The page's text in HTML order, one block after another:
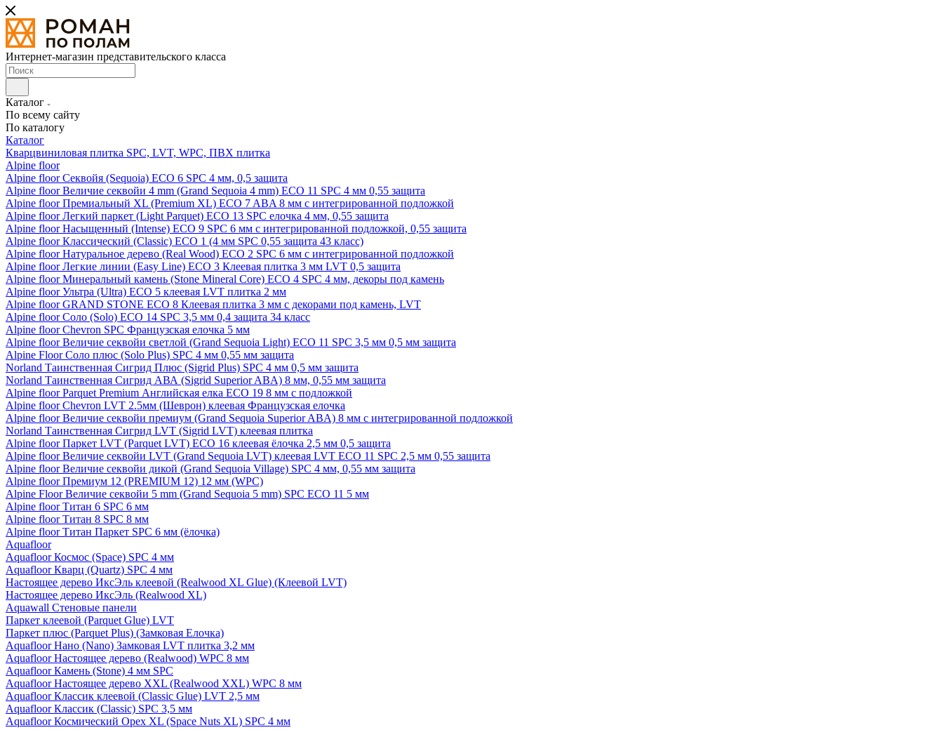
Интернет-магазин представительского класса
Каталог
По всему сайту
По каталогу
Каталог
Кварцвиниловая плитка SPC, LVT, WPC, ПВХ плитка
Alpine floor
Alpine floor Секвойя (Sequoia) ECO 6 SPC 4 мм, 0,5 защита
Alpine floor Величие секвойи 4 mm (Grand Sequoia 4 mm) ECO 11 SPC 4 мм 0,55 защита
Alpine floor Премиальный XL (Premium XL) ECO 7 ABA 8 мм с интегрированной подложкой
Alpine floor Легкий паркет (Light Parquet) ECO 13 SPC елочка 4 мм, 0,55 защита
Alpine floor Насыщенный (Intense) ECO 9 SPC 6 мм с интегрированной подложкой, 0,55 защита
Alpine floor Классический (Classic) ECO 1 (4 мм SPC 0,55 защита 43 класс)
Alpine floor Натуральное дерево (Real Wood) ECO 2 SPC 6 мм с интегрированной подложкой
Alpine floor Легкие линии (Easy Line) ECO 3 Клеевая плитка 3 мм LVT 0,5 защита
Alpine floor Минеральный камень (Stone Mineral Core) ECO 4 SPC 4 мм, декоры под камень
Alpine floor Ультра (Ultra) ECO 5 клеевая LVT плитка 2 мм
Alpine floor GRAND STONE ECO 8 Клеевая плитка 3 мм с декорами под камень, LVT
Alpine floor Соло (Solo) ECO 14 SPC 3,5 мм 0,4 защита 34 класс
Alpine floor Chevron SPC Французская елочка 5 мм
Alpine floor Величие секвойи светлой (Grand Sequoia Light) ECO 11 SPC 3,5 мм 0,5 мм защита
Alpine Floor Соло плюс (Solo Plus) SPC 4 мм 0,55 мм защита
Norland Таинственная Сигрид Плюс (Sigrid Plus) SPC 4 мм 0,5 мм защита
Norland Таинственная Сигрид АВА (Sigrid Superior ABA) 8 мм, 0,55 мм защита
Alpine floor Parquet Premium Английская елка ECO 19 8 мм с подложкой
Alpine floor Chevron LVT 2.5мм (Шеврон) клеевая Французская елочка
Alpine floor Величие секвойи премиум (Grand Sequoia Superior ABA) 8 мм с интегрированной подложкой
Norland Таинственная Сигрид LVT (Sigrid LVT) клеевая плитка
Alpine floor Паркет LVT (Parquet LVT) ECO 16 клеевая ёлочка 2,5 мм 0,5 защита
Alpine floor Величие секвойи LVT (Grand Sequoia LVT) клеевая LVT ECO 11 SPC 2,5 мм 0,55 защита
Alpine floor Величие секвойи дикой (Grand Sequoia Village) SPC 4 мм, 0,55 мм защита
Alpine floor Премиум 12 (PREMIUM 12) 12 мм (WPC)
Alpine Floor Величие секвойи 5 mm (Grand Sequoia 5 mm) SPC ECO 11 5 мм
Alpine floor Титан 6 SPC 6 мм
Alpine floor Титан 8 SPC 8 мм
Alpine floor Титан Паркет SPC 6 мм (ёлочка)
Aquafloor
Aquafloor Космос (Space) SPC 4 мм
Aquafloor Кварц (Quartz) SPC 4 мм
Настоящее дерево ИксЭль клеевой (Realwood XL Glue) (Клеевой LVT)
Настоящее дерево ИксЭль (Realwood XL)
Aquawall Стеновые панели
Паркет клеевой (Parquet Glue) LVT
Паркет плюс (Parquet Plus) (Замковая Елочка)
Aquafloor Нано (Nano) Замковая LVT плитка 3,2 мм
Aquafloor Настоящее дерево (Realwood) WPC 8 мм
Aquafloor Камень (Stone) 4 мм SPC
Aquafloor Настоящее дерево XXL (Realwood XXL) WPC 8 мм
Aquafloor Классик клеевой (Classic Glue) LVT 2,5 мм
Aquafloor Классик (Classic) SPC 3,5 мм
Aquafloor Космический Орех XL (Space Nuts XL) SPC 4 мм